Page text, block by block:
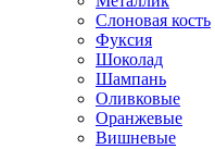
Слоновая кость
Фуксия
Шоколад
Шампань
Оливковые
Оранжевые
Вишневые